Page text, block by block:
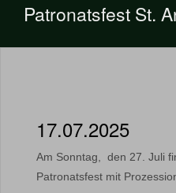
Patronatsfest St.
17.07.2025
Am Sonntag, den 27. Juli
Patronatsfest mit